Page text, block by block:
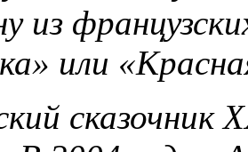
из
или
сказочник